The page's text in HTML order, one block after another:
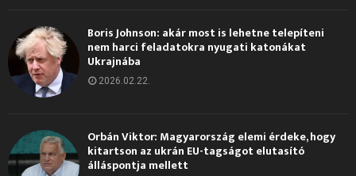
Boris Johnson: akár most is lehetne telepíteni
nem harci feladatokra nyugati katonákat
Ukrajnába
2026.02.22.
Orbán Viktor: Magyarország elemi érdeke, hogy
kitartson az ukrán EU-tagságot elutasító
álláspontja mellett